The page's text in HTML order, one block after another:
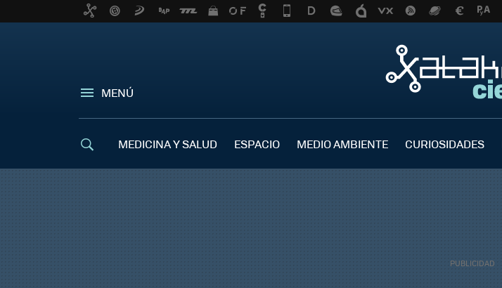
MENÚ
MEDICINA Y SALUD ESPACIO MEDIO AMBIENTE CURIOSIDADES